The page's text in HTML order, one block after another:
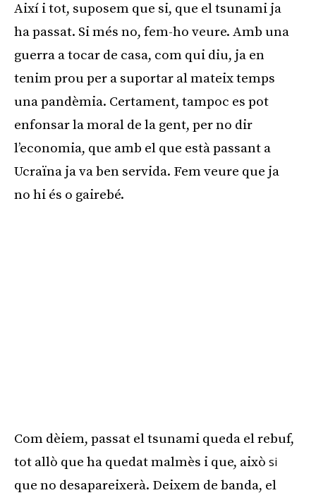
Així i tot, suposem que si, que el tsunami ja
ha passat. Si més no, fem-ho veure. Amb una
guerra a tocar de casa, com qui diu, ja en
tenim prou per a suportar al mateix temps
una pandèmia. Certament, tampoc es pot
enfonsar la moral de la gent, per no dir
l’economia, que amb el que està passant a
Ucraïna ja va ben servida. Fem veure que ja
no hi és o gairebé.
Com dèiem, passat el tsunami queda el rebuf,
tot allò que ha quedat malmès i que, això si
que no desapareixerà. Deixem de banda, el